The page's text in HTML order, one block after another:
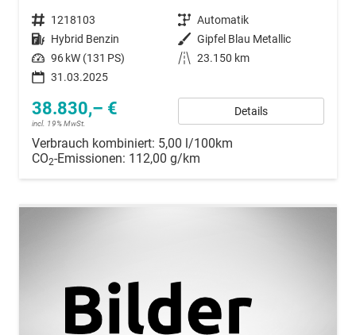
Fahrzeugnummer 1218103 Getriebe Automatik
Kraftstoff Hybrid Benzin Außenfarbe Gipfel Blau Metallic
Leistung 96 kW (131 PS) Kilometerstand 23.150 km
31.03.2025
38.830,– €
incl. 19% MwSt.
Details
Verbrauch kombiniert: 5,00 l/100km
CO2-Emissionen: 112,00 g/km